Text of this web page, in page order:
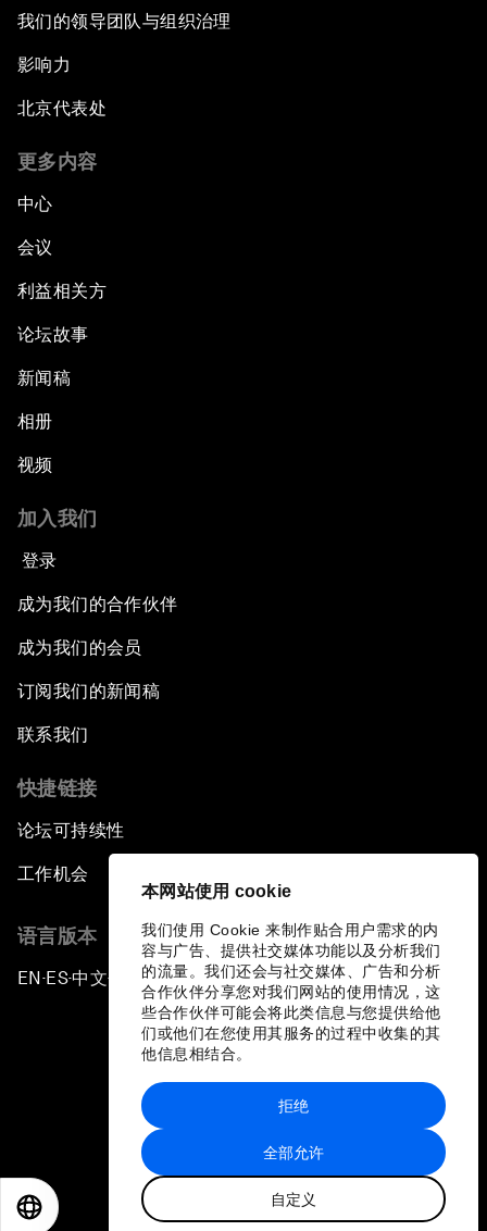
本网站使用 cookie
我们使用 Cookie 来制作贴合用户需求的内
容与广告、提供社交媒体功能以及分析我们
的流量。我们还会与社交媒体、广告和分析
合作伙伴分享您对我们网站的使用情况，这
些合作伙伴可能会将此类信息与您提供给他
们或他们在您使用其服务的过程中收集的其
他信息相结合。
全部允许
自定义
拒绝
我们的领导团队与组织治理
影响力
北京代表处
更多内容
中心
会议
利益相关方
论坛故事
新闻稿
相册
视频
加入我们
登录
成为我们的合作伙伴
成为我们的会员
订阅我们的新闻稿
联系我们
快捷链接
论坛可持续性
工作机会
语言版本
EN ▪ES▪中文▪ 日本語
站点地图
世界经济论坛